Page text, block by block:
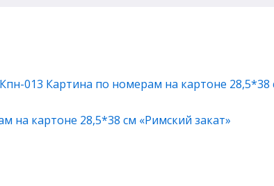
на картоне 28,5*38 см «Римский закат»